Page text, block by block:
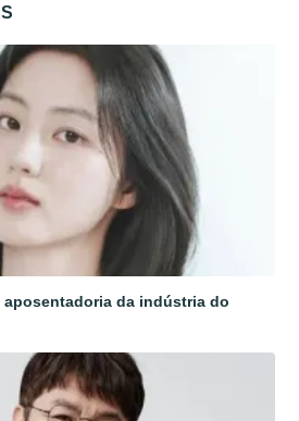
da indústria do